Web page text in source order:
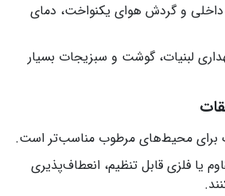
و گردش هوای یکنواخت، دمای
لبنیات، گوشت و سبزیجات بسیار
برای محیط‌های مرطوب مناسب‌تر است.
یا فلزی قابل تنظیم، انعطاف‌پذیری